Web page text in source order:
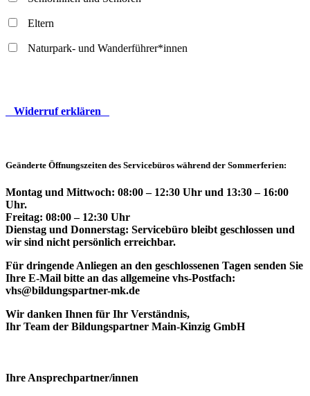
Eltern
Naturpark- und Wanderführer*innen
Widerruf erklären
Geänderte Öffnungszeiten des Servicebüros während der Sommerferien:
Montag und Mittwoch: 08:00 – 12:30 Uhr und 13:30 – 16:00
Uhr.
Freitag: 08:00 – 12:30 Uhr
Dienstag und Donnerstag: Servicebüro bleibt geschlossen und
wir sind nicht persönlich erreichbar.
Für dringende Anliegen an den geschlossenen Tagen senden Sie
Ihre E-Mail bitte an das allgemeine vhs-Postfach:
vhs@bildungspartner-mk.de
Wir danken Ihnen für Ihr Verständnis,
Ihr Team der Bildungspartner Main-Kinzig GmbH
Ihre Ansprechpartner/innen